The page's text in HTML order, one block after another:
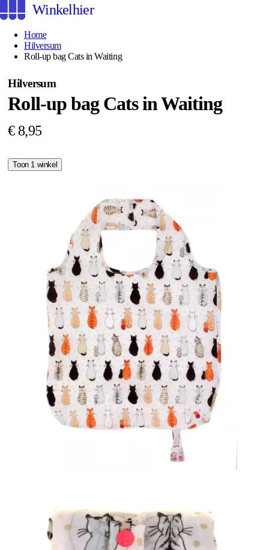
Winkelhier
Home
Hilversum
Roll-up bag Cats in Waiting
Hilversum
Roll-up bag Cats in Waiting
€ 8,95
Toon 1 winkel